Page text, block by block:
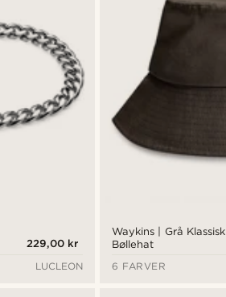
229,00 kr
LUCLEON
Waykins | Grå Klassisk
Bøllehat
6 FARVER